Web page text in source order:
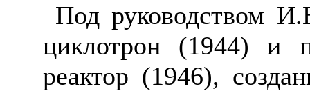
Под руководством
циклотрон (1944) и
реактор (1946),